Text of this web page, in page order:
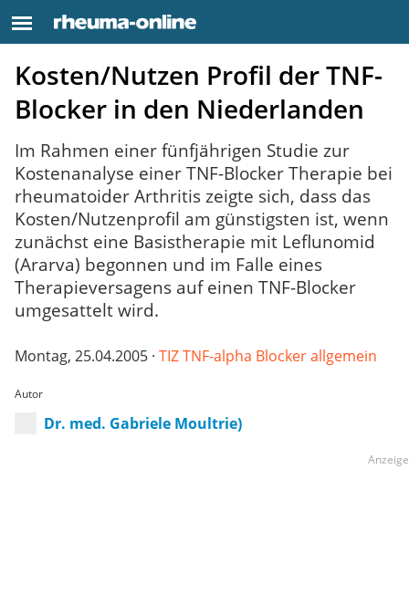
Kosten/Nutzen Profil der TNF-
Blocker in den Niederlanden
Im Rahmen einer fünfjährigen Studie zur
Kostenanalyse einer TNF-Blocker Therapie bei
rheumatoider Arthritis zeigte sich, dass das
Kosten/Nutzenprofil am günstigsten ist, wenn
zunächst eine Basistherapie mit Leflunomid
(Ararva) begonnen und im Falle eines
Therapieversagens auf einen TNF-Blocker
umgesattelt wird.
Montag, 25.04.2005 · TIZ TNF-alpha Blocker allgemein
Autor
Dr. med. Gabriele Moultrie)